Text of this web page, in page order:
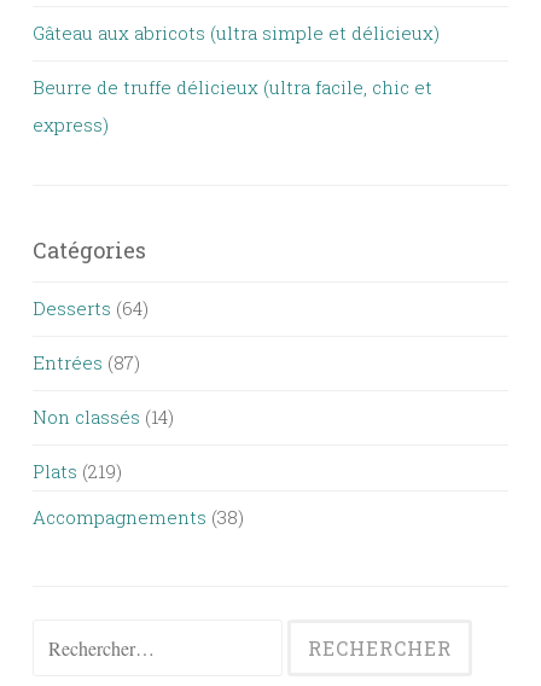
Gâteau aux abricots (ultra simple et délicieux)
Beurre de truffe délicieux (ultra facile, chic et
express)
Catégories
Desserts (64)
Entrées (87)
Non classés (14)
Plats (219)
Accompagnements (38)
Rechercher :